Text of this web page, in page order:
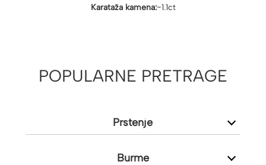
Karataža kamena:~1.1ct
POPULARNE PRETRAGE
Prstenje
Burme